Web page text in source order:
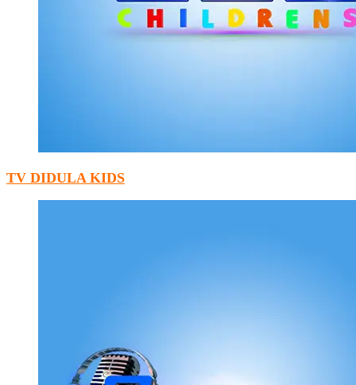
TV DIDULA KIDS